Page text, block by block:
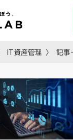
IT資産管理 記事